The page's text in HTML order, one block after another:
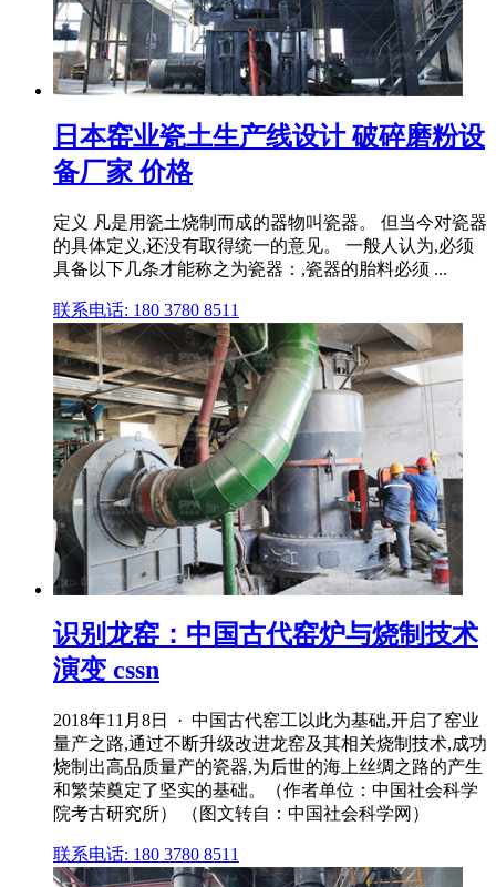
日本窑业瓷土生产线设计 破碎磨粉设
备厂家 价格
定义 凡是用瓷土烧制而成的器物叫瓷器。 但当今对瓷器
的具体定义,还没有取得统一的意见。 一般人认为,必须
具备以下几条才能称之为瓷器：,瓷器的胎料必须 ...
联系电话: 180 3780 8511
识别龙窑：中国古代窑炉与烧制技术
演变 cssn
2018年11月8日 · 中国古代窑工以此为基础,开启了窑业
量产之路,通过不断升级改进龙窑及其相关烧制技术,成功
烧制出高品质量产的瓷器,为后世的海上丝绸之路的产生
和繁荣奠定了坚实的基础。（作者单位：中国社会科学
院考古研究所） （图文转自：中国社会科学网）
联系电话: 180 3780 8511